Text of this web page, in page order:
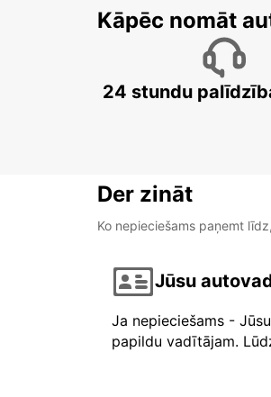
Kāpēc nomāt
24 stundu
Der zināt
Ko nepieciešams paņemt
Jūsu
Ja nepieciešams -
papildu vadītājam.